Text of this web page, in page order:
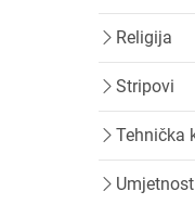
Religija
Stripovi
Tehnička
Umjetnost